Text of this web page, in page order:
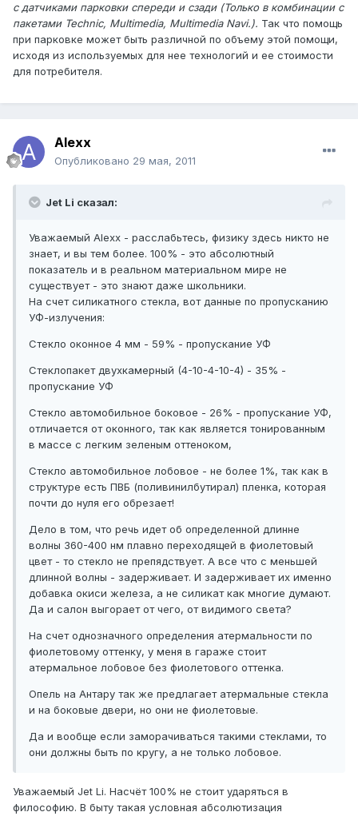
с датчиками парковки спереди и сзади (Только в комбинации с
пакетами Technic, Multimedia, Multimedia Navi.). Так что помощь
при парковке может быть различной по объему этой помощи,
исходя из используемых для нее технологий и ее стоимости
для потребителя.
Alexx
Опубликовано 29 мая, 2011
Jet Li сказал:
Уважаемый Alexx - расслабьтесь, физику здесь никто не
знает, и вы тем более. 100% - это абсолютный
показатель и в реальном материальном мире не
существует - это знают даже школьники.
На счет силикатного стекла, вот данные по пропусканию
УФ-излучения:
Стекло оконное 4 мм - 59% - пропускание УФ
Стеклопакет двухкамерный (4-10-4-10-4) - 35% -
пропускание УФ
Стекло автомобильное боковое - 26% - пропускание УФ,
отличается от оконного, так как является тонированным
в массе с легким зеленым оттеноком,
Стекло автомобильное лобовое - не более 1%, так как в
структуре есть ПВБ (поливинилбутирал) пленка, которая
почти до нуля его обрезает!
Дело в том, что речь идет об определенной длинне
волны 360-400 нм плавно переходящей в фиолетовый
цвет - то стекло не препядствует. А все что с меньшей
длинной волны - задерживает. И задерживает их именно
добавка окиси железа, а не силикат как многие думают.
Да и салон выгорает от чего, от видимого света?
На счет однозначного определения атермальности по
фиолетовому оттенку, у меня в гараже стоит
атермальное лобовое без фиолетового оттенка.
Опель на Антару так же предлагает атермальные стекла
и на боковые двери, но они не фиолетовые.
Да и вообще если заморачиваться такими стеклами, то
они должны быть по кругу, а не только лобовое.
Уважаемый Jet Li. Насчёт 100% не стоит ударяться в
философию. В быту такая условная абсолютизация